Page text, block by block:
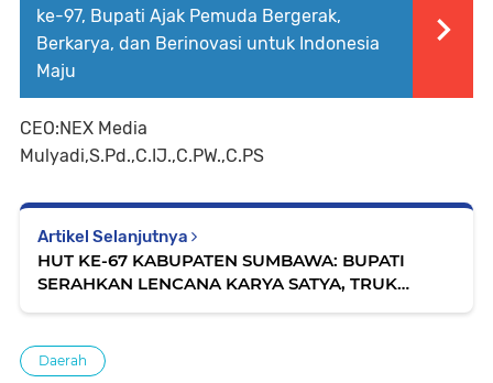
ke-97, Bupati Ajak Pemuda Bergerak,
Berkarya, dan Berinovasi untuk Indonesia
Maju
CEO:NEX Media
Mulyadi,S.Pd.,C.IJ.,C.PW.,C.PS
Artikel Selanjutnya
HUT KE-67 KABUPATEN SUMBAWA: BUPATI
SERAHKAN LENCANA KARYA SATYA, TRUK
Daerah